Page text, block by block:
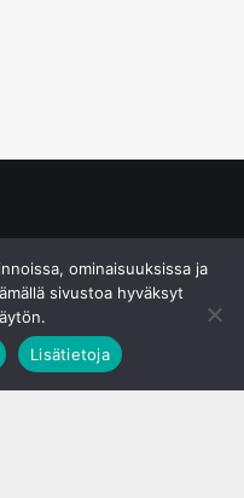
ominaisuuksissa ja
sivustoa hyväksyt
Lisätietoja